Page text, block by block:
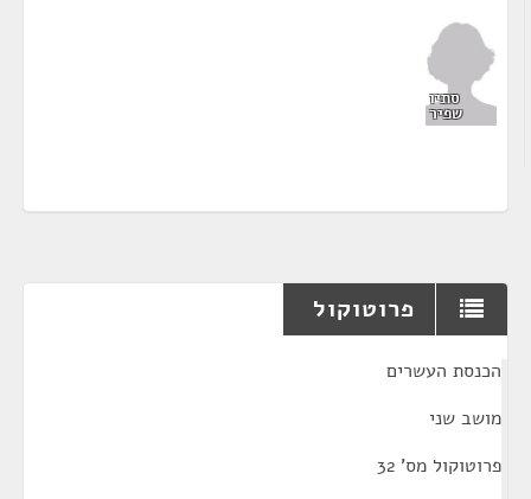
סתיו
שפיר
פרוטוקול
הכנסת העשרים
מושב שני
פרוטוקול מס' 32